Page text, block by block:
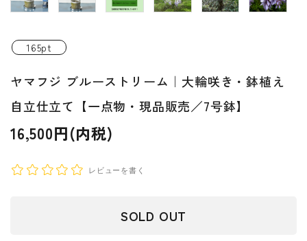
ようこそ ゲスト 様
meeting_room ログイン person 新規会員登
録
165pt
ヤマフジ ブルーストリーム｜大輪咲き・鉢植え
自立仕立て【一点物・現品販売／7号鉢】
16,500円(内税)
レビューを書く
SOLD OUT